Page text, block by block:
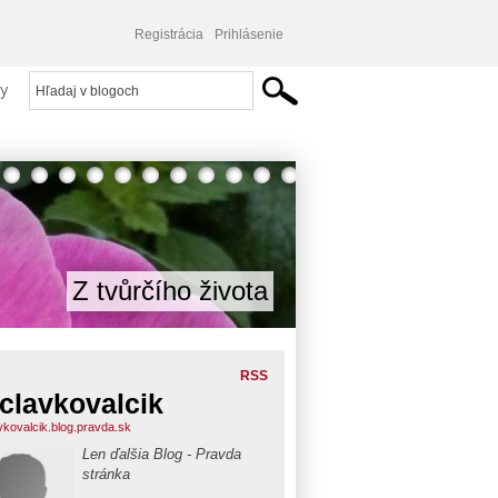
Registrácia Prihlásenie
Z tvůrčího života
RSS
Len ďalšia Blog - Pravda
stránka